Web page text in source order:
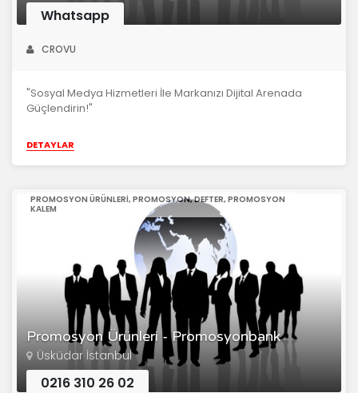
Whatsapp
CROVU
"Sosyal Medya Hizmetleri İle Markanızı Dijital Arenada
Güçlendirin!"
DETAYLAR
Promosyon Ürünleri - Promosyonbank
PROMOSYON ÜRÜNLERI, PROMOSYON, DEFTER, PROMOSYON
KALEM
Üsküdar İstanbul
0216 310 26 02